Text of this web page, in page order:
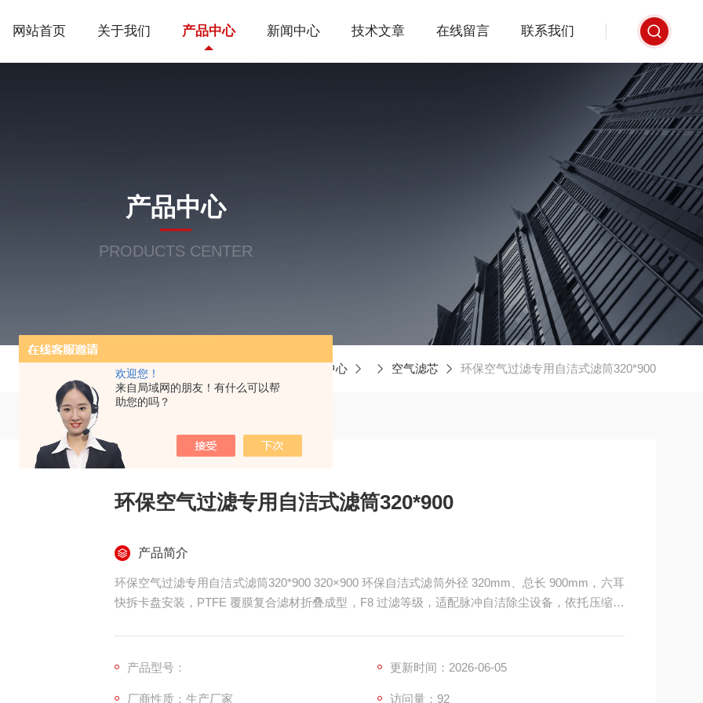
欢迎您！
来自局域网的朋友！有什么可以帮
助您的吗？
网站首页 关于我们 产品中心 新闻中心 技术文章 在线留言 联系我们
产品中心
PRODUCTS CENTER
产品中心 空气滤芯 环保空气过滤专用自洁式滤筒320*900
环保空气过滤专用自洁式滤筒320*900
产品简介
环保空气过滤专用自洁式滤筒320*900 320×900 环保自洁式滤筒外径 320mm、总长 900mm，六耳
快拆卡盘安装，PTFE 覆膜复合滤材折叠成型，F8 过滤等级，适配脉冲自洁除尘设备，依托压缩空
产品型号：
更新时间：2026-06-05
厂商性质：生产厂家 访问量：92